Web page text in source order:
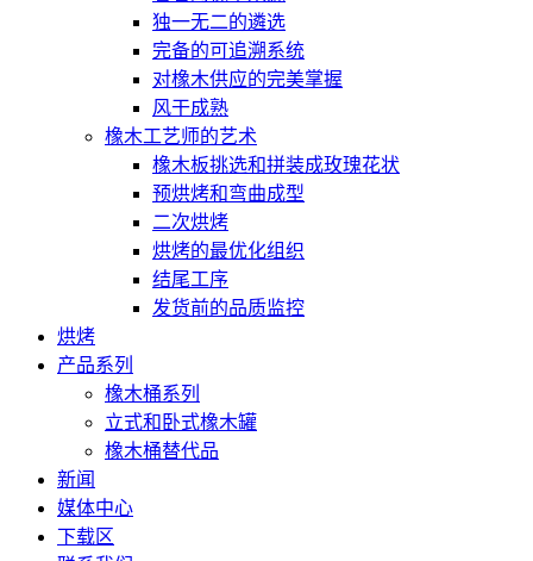
独一无二的遴选
完备的可追溯系统
对橡木供应的完美掌握
风干成熟
橡木工艺师的艺术
橡木板挑选和拼装成玫瑰花状
预烘烤和弯曲成型
二次烘烤
烘烤的最优化组织
结尾工序
发货前的品质监控
烘烤
产品系列
橡木桶系列
立式和卧式橡木罐
橡木桶替代品
新闻
媒体中心
下载区